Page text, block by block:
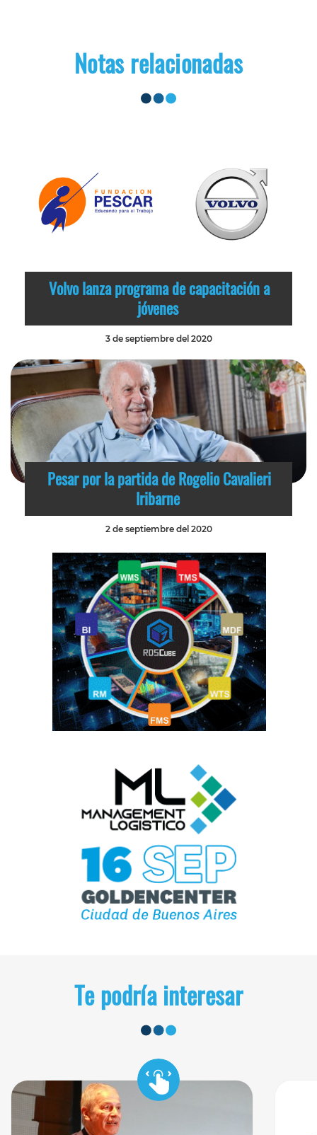
Notas relacionadas
Volvo lanza programa de capacitación a
jóvenes
3 de septiembre del 2020
Pesar por la partida de Rogelio Cavalieri
Iribarne
2 de septiembre del 2020
Te podría interesar